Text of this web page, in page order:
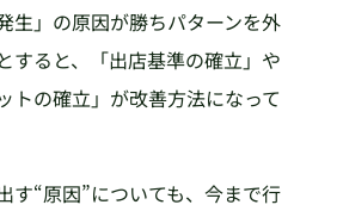
生」の原因が勝ちパターンを外
すると、「出店基準の確立」や
トの確立」が改善方法になって
す“原因”についても、今まで行